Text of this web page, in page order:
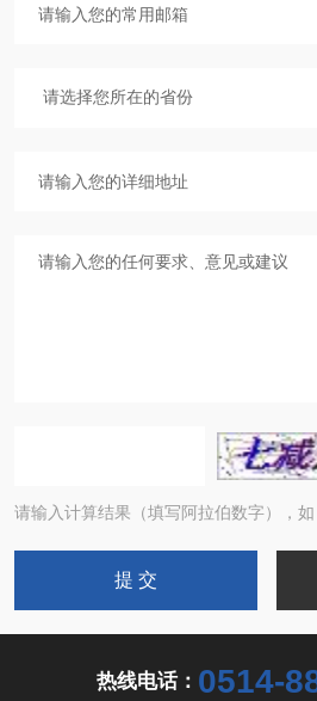
请输入计算结果（填写阿拉伯数字），
热线电话： 0514-